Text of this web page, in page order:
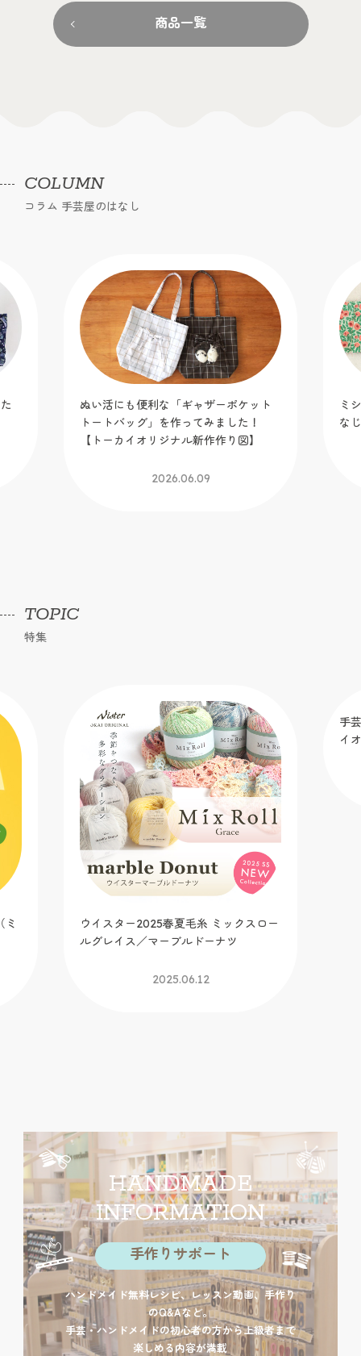
商品一覧
COLUMN
コラム 手芸屋のはなし
ぬい活にも便利な「ギャザーポケット
トートバッグ」を作ってみました！
【トーカイオリジナル新作作り図】
2026.06.09
ミ
な
TOPIC
特集
ミ
ウイスター2025春夏毛糸 ミックスロー
ルグレイス／マーブルドーナツ
2025.06.12
HANDMADE
INFORMATION
手作りサポート
ハンドメイド無料レシピ、レッスン動画、手作り
のQ&Aなど。
手芸・ハンドメイドの初心者の方から上級者まで
楽しめる内容が満載